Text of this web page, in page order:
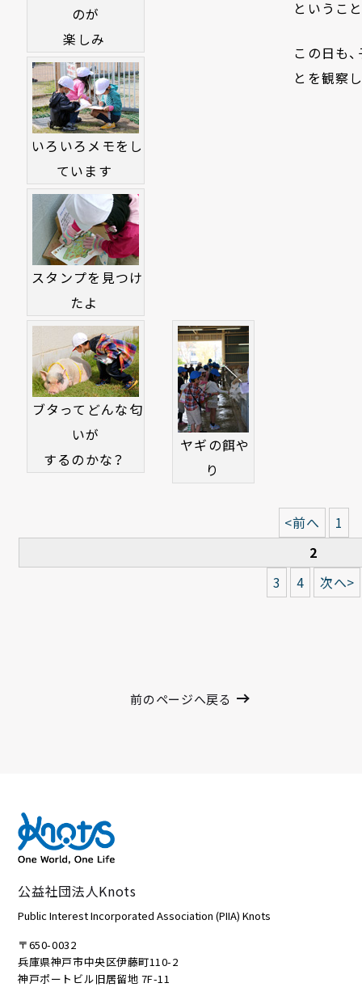
のが
楽しみ
いろいろメモをし
ています
スタンプを見つけ
たよ
ブタってどんな匂
いが
するのかな？
ヤギの餌や
り
というこ
この日も
とを観察
<前へ
1
2
3
4 次へ>
前のページへ戻る
公益社団法人Knots
Public Interest Incorporated Association (PIIA) Knots
〒650-0032
兵庫県神戸市中央区伊藤町110-2
神戸ポートビル旧居留地 7F-11